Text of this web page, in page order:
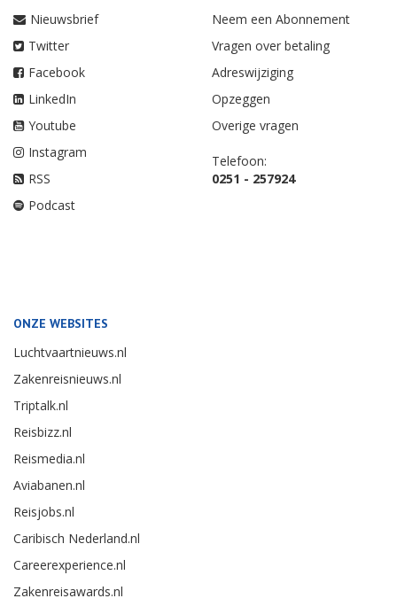
Nieuwsbrief
Twitter
Facebook
LinkedIn
Youtube
Instagram
RSS
Podcast
Neem een Abonnement
Vragen over betaling
Adreswijziging
Opzeggen
Overige vragen
Telefoon:
0251 - 257924
ONZE WEBSITES
Luchtvaartnieuws.nl
Zakenreisnieuws.nl
Triptalk.nl
Reisbizz.nl
Reismedia.nl
Aviabanen.nl
Reisjobs.nl
Caribisch Nederland.nl
Careerexperience.nl
Zakenreisawards.nl